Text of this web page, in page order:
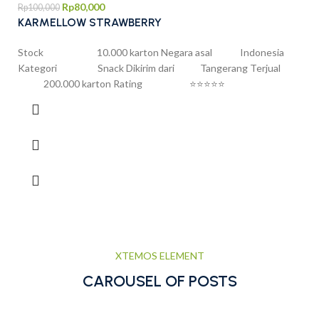
Rp100,000 Rp80,000
KARMELLOW STRAWBERRY
Stock 10.000 karton Negara asal Indonesia
Kategori Snack Dikirim dari Tangerang Terjual
200.000 karton Rating ⭐⭐⭐⭐⭐
XTEMOS ELEMENT
CAROUSEL OF POSTS